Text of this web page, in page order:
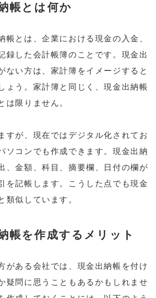
帳とは何か
帳とは、企業における現金の入金、
録した会計帳簿のことです。現金出
ない方は、家計簿をイメージすると
ょう。家計簿と同じく、現金出納帳
は限りません。
すが、現在ではデジタル化されてお
ソコンでも作成できます。現金出納
、金額、科目、摘要欄、日付の欄が
を記帳します。こうした点でも現金
類似しています。
帳を作成するメリット
がある会社では、現金出納帳を付け
疑問に思うこともあるかもしれませ